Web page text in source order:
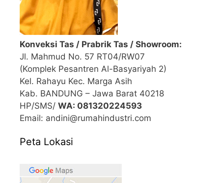
Konveksi Tas / Prabrik Tas / Showroom:
Jl. Mahmud No. 57 RT04/RW07
(Komplek Pesantren Al-Basyariyah 2)
Kel. Rahayu Kec. Marga Asih
Kab. BANDUNG – Jawa Barat 40218
HP/SMS/ WA: 081320224593
Email: andini@rumahindustri.com
Peta Lokasi